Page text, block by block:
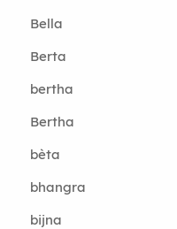
Bella
Berta
bertha
Bertha
bèta
bhangra
bijna